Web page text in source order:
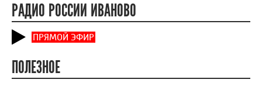
РАДИО РОССИИ ИВАНОВО
ПРЯМОЙ ЭФИР
ПОЛЕЗНОЕ